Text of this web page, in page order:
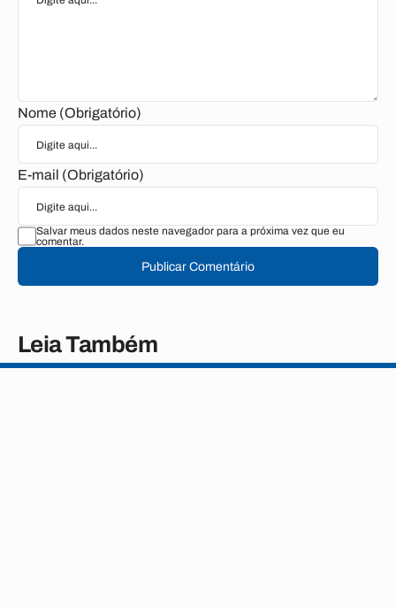
Nome (Obrigatório)
E-mail (Obrigatório)
Salvar meus dados neste navegador para a próxima vez que eu
comentar.
Publicar Comentário
Leia Também